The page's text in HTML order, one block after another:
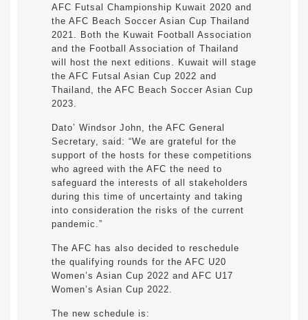
AFC Futsal Championship Kuwait 2020 and
the AFC Beach Soccer Asian Cup Thailand
2021. Both the Kuwait Football Association
and the Football Association of Thailand
will host the next editions. Kuwait will stage
the AFC Futsal Asian Cup 2022 and
Thailand, the AFC Beach Soccer Asian Cup
2023.
Dato’ Windsor John, the AFC General
Secretary, said: “We are grateful for the
support of the hosts for these competitions
who agreed with the AFC the need to
safeguard the interests of all stakeholders
during this time of uncertainty and taking
into consideration the risks of the current
pandemic.”
The AFC has also decided to reschedule
the qualifying rounds for the AFC U20
Women’s Asian Cup 2022 and AFC U17
Women’s Asian Cup 2022.
The new schedule is: